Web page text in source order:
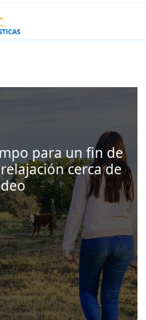
para un fin de
cerca de